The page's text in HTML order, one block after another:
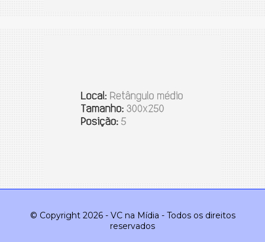
© Copyright 2026 - VC na Mídia - Todos os direitos
reservados